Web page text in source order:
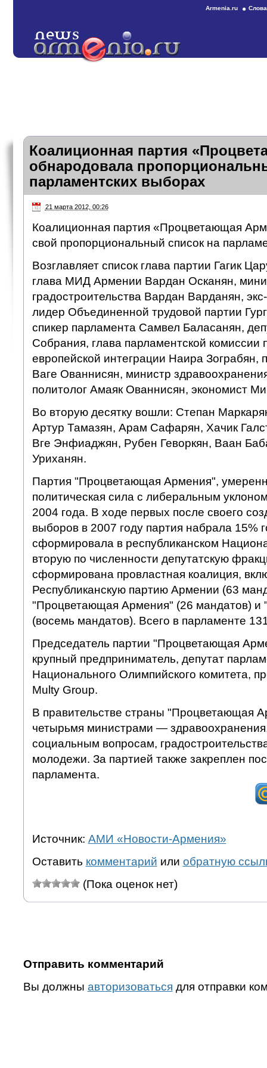
Armenia.ru
Коалиционная партия
обнародовала
парламентских выборах
21 марта 2012, 00:26
Коалиционная партия «Процветающая
свой пропорциональный список на
Возглавляет список глава партии Гагик
глава МИД Армении Вардан Осканян,
градостроительства Вардан Варданян,
лидер Объединенной трудовой партии
спикер парламента Самвел Баласанян,
Собрания, глава парламентской комиссии
европейской интеграции Наира Зограбян,
Ваге Ованнисян, министр
политолог Амаяк Ованнисян, экономист
Во вторую десятку вошли: Степан
Артур Тамазян, Арам Сафарян, Хачик
Вге Энфиаджян, Рубен Геворкян, Ваан
Уриханян.
Партия "Процветающая Армения",
политическая сила с либеральным
2004 года. В ходе первых после своего
выборов в 2007 году партия набрала 15%
сформировала в республиканском
вторую по численности депутатскую
сформирована провластная коалиция,
Республиканскую партию Армении (63
"Процветающая Армения" (26 мандатов) и
(восемь мандатов). Всего в парламенте
Председатель партии "Процветающая
крупный предприниматель, депутат
Национального Олимпийского комитета,
Multy Group.
В правительстве страны "Процветающая
четырьмя министрами —
социальным вопросам,
молодежи. За партией также закреплен
парламента.
Источник: АМИ «Новости-Армения»
Оставить комментарий или обратную
(Пока оценок нет)
Отправить комментарий
Вы должны авторизоваться для отправки